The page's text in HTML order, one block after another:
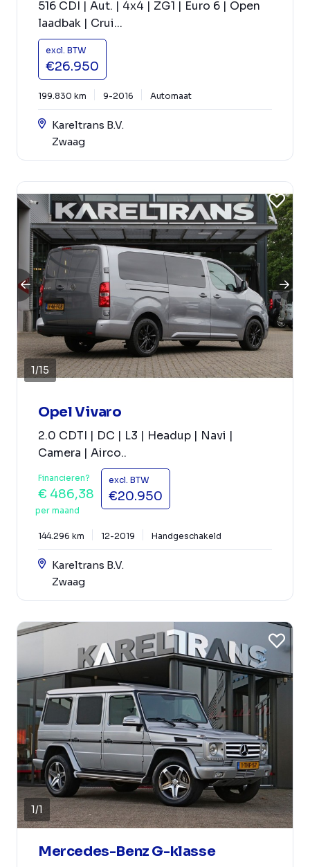
516 CDI | Aut. | 4x4 | ZG1 | Euro 6 | Open
laadbak | Crui...
excl. BTW
€26.950
199.830 km 9-2016 Automaat
Kareltrans B.V.
Zwaag
1/15
Opel Vivaro
2.0 CDTI | DC | L3 | Headup | Navi |
Camera | Airco..
Financieren?
€ 486,38
per maand
excl. BTW
€20.950
144.296 km 12-2019 Handgeschakeld
Kareltrans B.V.
Zwaag
1/1
Mercedes-Benz G-klasse